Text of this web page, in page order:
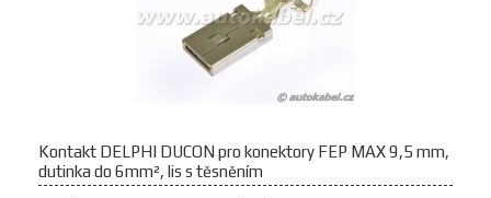
Kontakt DELPHI DUCON pro konektory FEP MAX 9,5 mm,
dutinka do 6mm², lis s těsněním